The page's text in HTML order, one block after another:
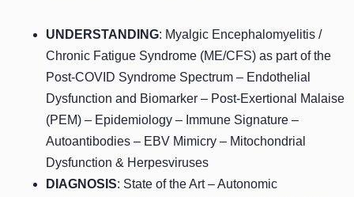
UNDERSTANDING: Myalgic Encephalomyelitis /
Chronic Fatigue Syndrome (ME/CFS) as part of the
Post-COVID Syndrome Spectrum – Endothelial
Dysfunction and Biomarker – Post-Exertional Malaise
(PEM) – Epidemiology – Immune Signature –
Autoantibodies – EBV Mimicry – Mitochondrial
Dysfunction & Herpesviruses
DIAGNOSIS: State of the Art – Autonomic